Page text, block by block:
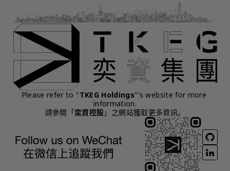
Please refer to "TKEG Holdings"'s website for more
information.
請參閱「奕資控股 」之網站獲取更多資訊。